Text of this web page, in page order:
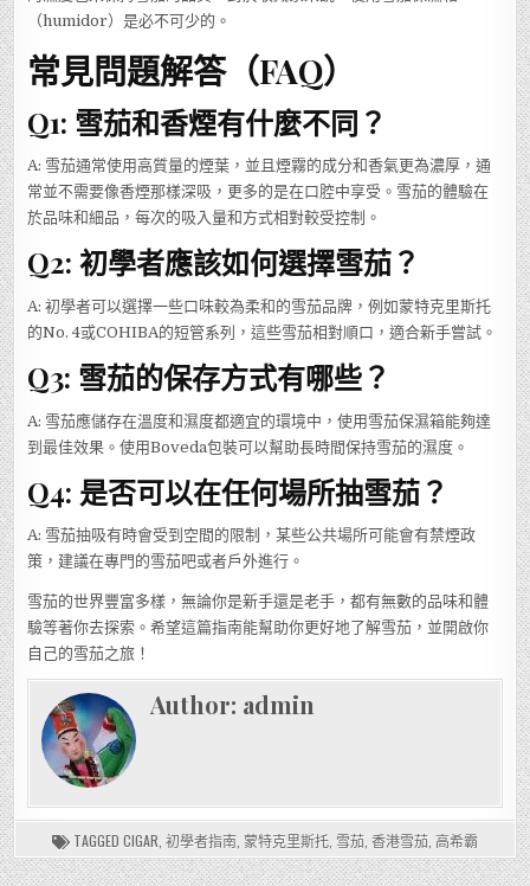
（humidor）是必不可少的。
常見問題解答（FAQ）
Q1: 雪茄和香煙有什麼不同？
A: 雪茄通常使用高質量的煙葉，並且煙霧的成分和香氣更為濃厚，通
常並不需要像香煙那樣深吸，更多的是在口腔中享受。雪茄的體驗在
於品味和細品，每次的吸入量和方式相對較受控制。
Q2: 初學者應該如何選擇雪茄？
A: 初學者可以選擇一些口味較為柔和的雪茄品牌，例如蒙特克里斯托
的No. 4或COHIBA的短管系列，這些雪茄相對順口，適合新手嘗試。
Q3: 雪茄的保存方式有哪些？
A: 雪茄應儲存在溫度和濕度都適宜的環境中，使用雪茄保濕箱能夠達
到最佳效果。使用Boveda包裝可以幫助長時間保持雪茄的濕度。
Q4: 是否可以在任何場所抽雪茄？
A: 雪茄抽吸有時會受到空間的限制，某些公共場所可能會有禁煙政
策，建議在專門的雪茄吧或者戶外進行。
雪茄的世界豐富多樣，無論你是新手還是老手，都有無數的品味和體
驗等著你去探索。希望這篇指南能幫助你更好地了解雪茄，並開啟你
自己的雪茄之旅！
Author: admin
TAGGED CIGAR 初學者指南 蒙特克里斯托 雪茄 香港雪茄 高希霸